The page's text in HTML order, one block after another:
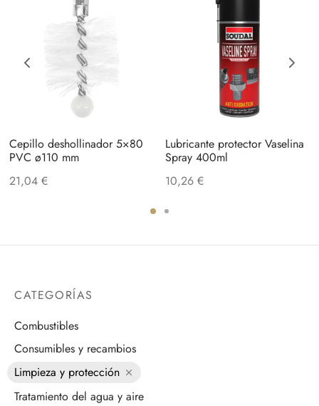
Cepillo deshollinador 5×80
PVC ø110 mm
21,04 €
Lubricante protector Vaselina
Spray 400ml
10,26 €
CATEGORÍAS
Combustibles
Consumibles y recambios
Limpieza y protección
Tratamiento del agua y aire